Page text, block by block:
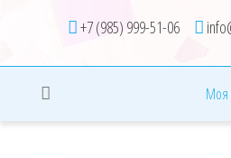
+7 (985) 999-51-06
Моя